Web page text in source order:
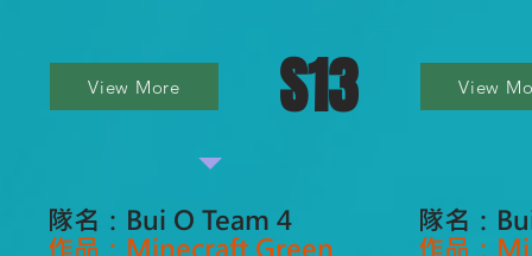
View More S13
隊名：Bui O Team 4
作品：Minecraft Green
View
隊名：
作品：